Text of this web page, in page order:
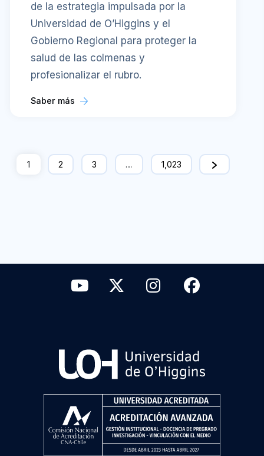
de la estrategia impulsada por la
Universidad de O’Higgins y el
Gobierno Regional para proteger la
salud de las colmenas y
profesionalizar el rubro.
Saber más
1 2 3 … 1,023